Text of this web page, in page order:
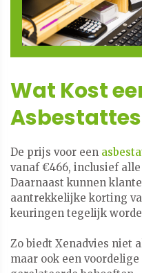
Wat Kost
De prijs voor een
vanaf €466, inclusief
Daarnaast kunnen
aantrekkelijke korting
keuringen tegelijk
Zo biedt Xenadvies niet
maar ook een